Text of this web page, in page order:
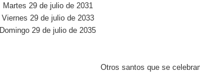
Martes 29 de julio de 2031
Viernes 29 de julio de 2033
Domingo 29 de julio de 2035
Otros santos que se